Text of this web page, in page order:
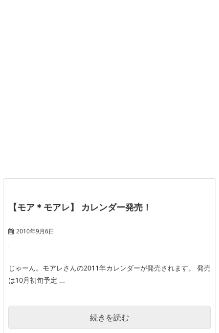
【モア＊モアレ】 カレンダー発売！
2010年9月6日
じゃーん。モアレさんの2011年カレンダーが発売されます。 発売
は10月初旬予定 ...
続きを読む